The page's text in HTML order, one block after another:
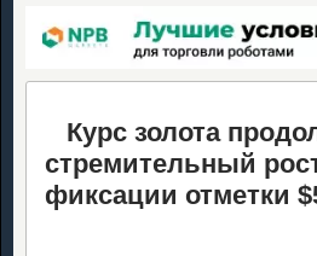
Курс золота
стремительный
фиксации отметки